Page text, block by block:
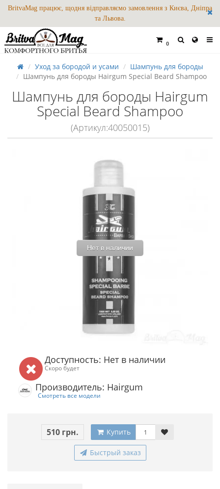
BritvaMag працює, щодня відправляємо замовлення з Києва, Дніпра
та Львова.
0
Уход за бородой и усами
Шампунь для бороды
Шампунь для бороды Hairgum Special Beard Shampoo
Шампунь для бороды Hairgum
Special Beard Shampoo
(Артикул:40050015)
Нет в наличии
Доступность: Нет в наличии
Скоро будет
Производитель: Hairgum
Смотреть все модели
510 грн. Купить
Быстрый заказ